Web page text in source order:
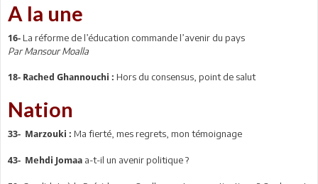
A la une
16- La réforme de l’éducation commande l’avenir du pays
Par Mansour Moalla
18- Rached Ghannouchi : Hors du consensus, point de salut
Nation
33- Marzouki : Ma fierté, mes regrets, mon témoignage
43- Mehdi Jomaa a-t-il un avenir politique ?